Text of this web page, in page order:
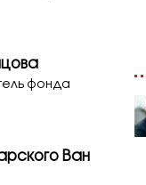
фонда
Ван